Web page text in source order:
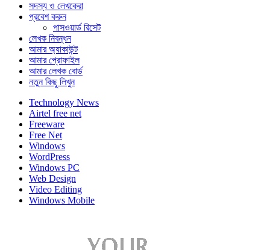
সদস্য ও লেখকেরা
প্রবেশ করুন
পাসওয়ার্ড রিসেট
লেখক নিবন্ধন
আমার অ্যাকাউন্ট
আমার প্রোফাইল
আমার লেখক বোর্ড
নতুন কিছু লিখুন
Technology News
Airtel free net
Freeware
Free Net
Windows
WordPress
Windows PC
Web Design
Video Editing
Windows Mobile